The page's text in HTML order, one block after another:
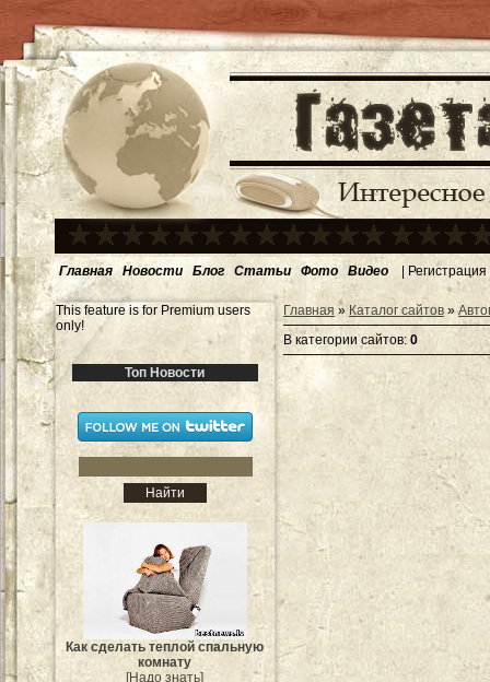
Главная Новости Блог Статьи Фото Видео | Регистрация
This feature is for Premium users
only!
Топ Новости
Как сделать теплой спальную
комнату
[Надо знать]
Главная » Каталог сайтов »
В категории сайтов: 0